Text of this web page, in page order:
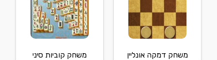
משחק דמקה אונליין משחק קוביות סיני